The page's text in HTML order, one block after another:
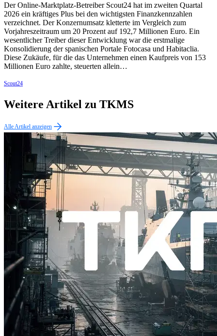
Der Online-Marktplatz-Betreiber Scout24 hat im zweiten Quartal
2026 ein kräftiges Plus bei den wichtigsten Finanzkennzahlen
verzeichnet. Der Konzernumsatz kletterte im Vergleich zum
Vorjahreszeitraum um 20 Prozent auf 192,7 Millionen Euro. Ein
wesentlicher Treiber dieser Entwicklung war die erstmalige
Konsolidierung der spanischen Portale Fotocasa und Habitaclia.
Diese Zukäufe, für die das Unternehmen einen Kaufpreis von 153
Millionen Euro zahlte, steuerten allein…
Scout24
Weitere Artikel zu TKMS
Alle Artikel anzeigen